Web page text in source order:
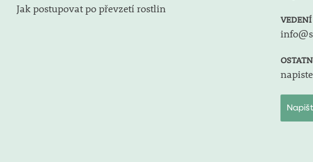
Jak postupovat po převzetí rostlin